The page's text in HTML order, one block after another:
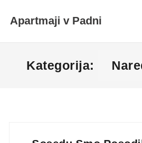
Apartmaji v Padni
Kategorija: